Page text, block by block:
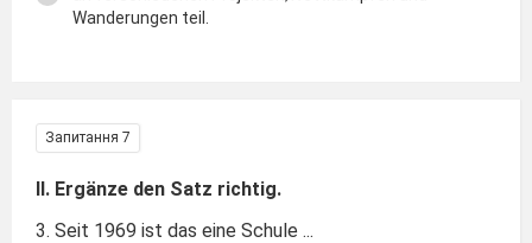
Wanderungen teil.
Запитання 7
II. Ergänze den Satz richtig.
3. Seit 1969 ist das eine Schule ...